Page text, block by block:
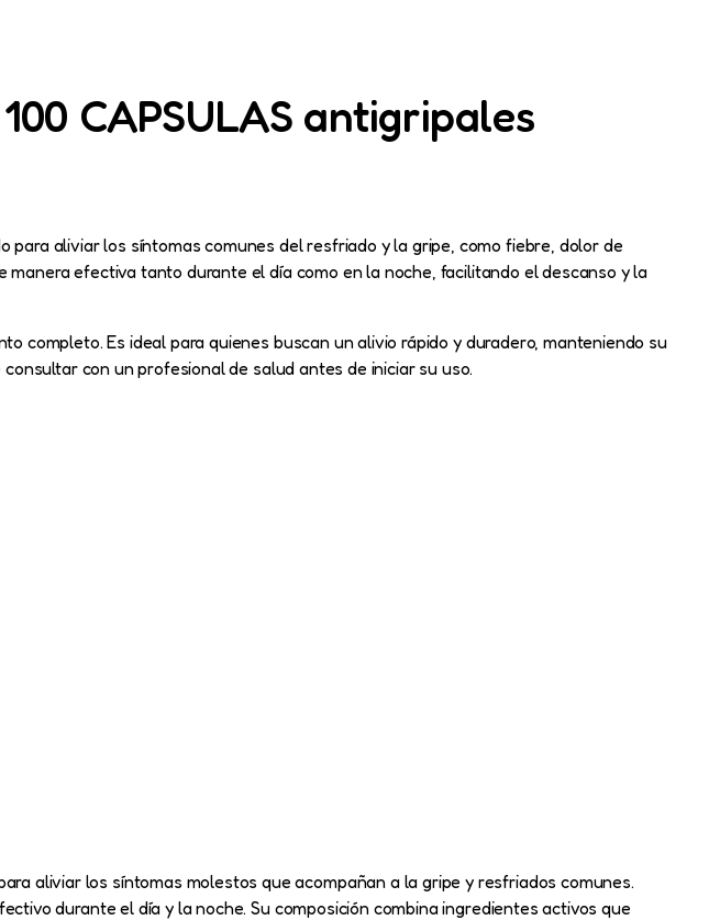
CAPSULAS antigripales
para aliviar los síntomas comunes del resfriado y la gripe, como fiebre, dolor de
efectiva tanto durante el día como en la noche, facilitando el descanso y la
completo. Es ideal para quienes buscan un alivio rápido y duradero, manteniendo su
con un profesional de salud antes de iniciar su uso.
aliviar los síntomas molestos que acompañan a la gripe y resfriados comunes.
durante el día y la noche. Su composición combina ingredientes activos que